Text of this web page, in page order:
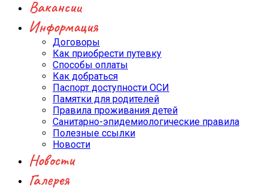
Вакансии
Информация
Договоры
Как приобрести путевку
Способы оплаты
Как добраться
Паспорт доступности ОСИ
Памятки для родителей
Правила проживания детей
Санитарно-эпидемиологические правила
Полезные ссылки
Новости
Новости
Галерея